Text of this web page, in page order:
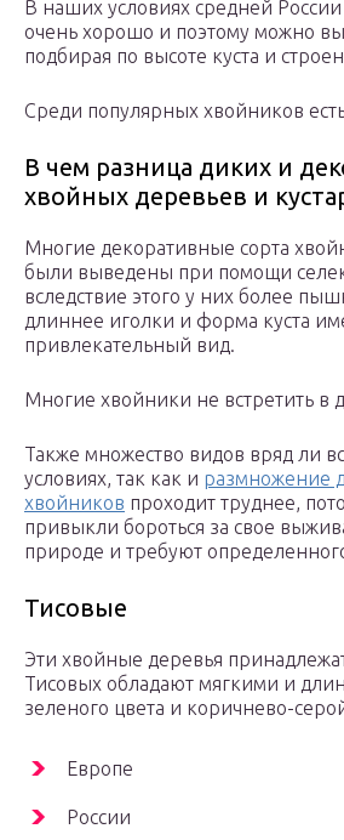
В наших условиях средней
очень хорошо и поэтому можно
подбирая по высоте куста и
Среди популярных хвойников
В чем разница диких и
хвойных деревьев и
Многие декоративные сорта
были выведены при помощи
вследствие этого у них более
длиннее иголки и форма куста
привлекательный вид.
Многие хвойники не встретить в
Также множество видов вряд ли
условиях, так как и размножение
хвойников проходит труднее,
привыкли бороться за свое
природе и требуют
Тисовые
Эти хвойные деревья
Тисовых обладают мягкими и
зеленого цвета и коричнево-
Европе
России